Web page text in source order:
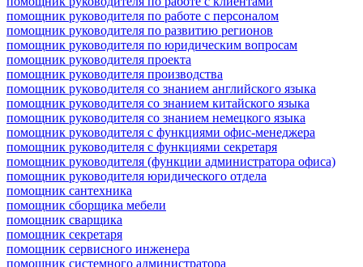
помощник руководителя по работе с персоналом
помощник руководителя по развитию регионов
помощник руководителя по юридическим вопросам
помощник руководителя проекта
помощник руководителя производства
помощник руководителя со знанием английского языка
помощник руководителя со знанием китайского языка
помощник руководителя со знанием немецкого языка
помощник руководителя с функциями офис-менеджера
помощник руководителя с функциями секретаря
помощник руководителя (функции администратора офиса)
помощник руководителя юридического отдела
помощник сантехника
помощник сборщика мебели
помощник сварщика
помощник секретаря
помощник сервисного инженера
помощник системного администратора